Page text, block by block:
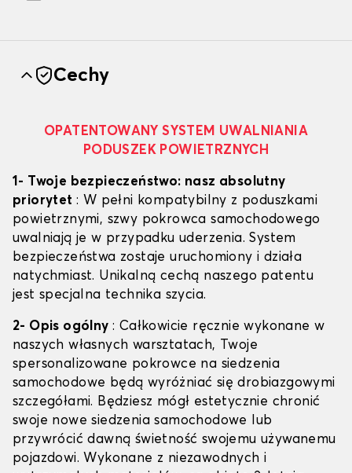
Cechy
OPATENTOWANY SYSTEM UWALNIANIA
PODUSZEK POWIETRZNYCH
1- Twoje bezpieczeństwo: nasz absolutny
priorytet: W pełni kompatybilny z poduszkami
powietrznymi, szwy pokrowca samochodowego
uwalniają je w przypadku uderzenia. System
bezpieczeństwa zostaje uruchomiony i działa
natychmiast. Unikalną cechą naszego patentu
jest specjalna technika szycia.
2- Opis ogólny : Całkowicie ręcznie wykonane w
naszych własnych warsztatach, Twoje
spersonalizowane pokrowce na siedzenia
samochodowe będą wyróżniać się drobiazgowymi
szczegółami. Będziesz mógł estetycznie chronić
swoje nowe siedzenia samochodowe lub
przywrócić dawną świetność swojemu używanemu
pojazdowi. Wykonane z niezawodnych i